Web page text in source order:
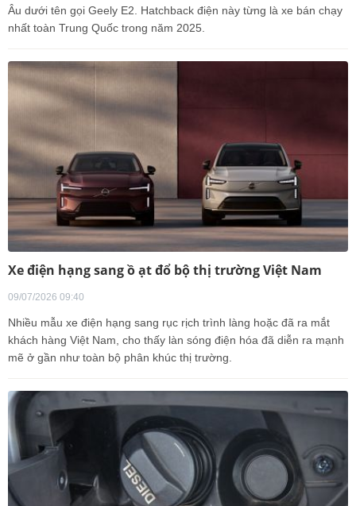
Âu dưới tên gọi Geely E2. Hatchback điện này từng là xe bán chạy
nhất toàn Trung Quốc trong năm 2025.
Xe điện hạng sang ồ ạt đổ bộ thị trường Việt Nam
09/07/2026 09:40
Nhiều mẫu xe điện hạng sang rục rịch trình làng hoặc đã ra mắt
khách hàng Việt Nam, cho thấy làn sóng điện hóa đã diễn ra mạnh
mẽ ở gần như toàn bộ phân khúc thị trường.